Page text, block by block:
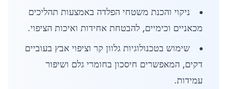
ניקוי והכנת משטחי הפלדה באמצעות תהליכים
מכאניים וכימיים, להבטחת אחידות ואיכות הציפוי.
שימוש בטכנולוגיות גלוון קר וציפוי אבץ בעוביים
דקים, המאפשרים חיסכון בחומרי גלם ושיפור
עמידות.